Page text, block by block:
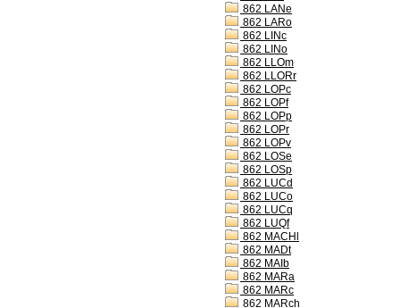
862 LANe
862 LARo
862 LINc
862 LINo
862 LLOm
862 LLORr
862 LOPc
862 LOPf
862 LOPp
862 LOPr
862 LOPv
862 LOSe
862 LOSp
862 LUCd
862 LUCo
862 LUCq
862 LUQf
862 MACHl
862 MADt
862 MAIb
862 MARa
862 MARc
862 MARch